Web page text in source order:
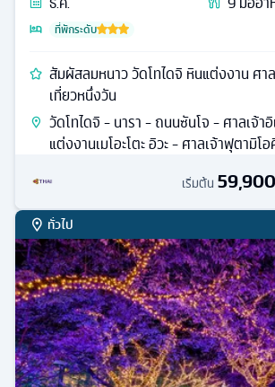
ที่พักระดับ
สัมผัสลมหนาว วัดโทไดจิ หินแต่งงาน ศาล
เที่ยวหนึ่งวัน
วัดโทไดจิ - นารา - ถนนซันโจ - ศาลเจ้าอิ
แต่งงานเมโอะโตะ อิวะ - ศาลเจ้าฟุตามิโอ
เริ่มต้น 59,900
ทั่วไป